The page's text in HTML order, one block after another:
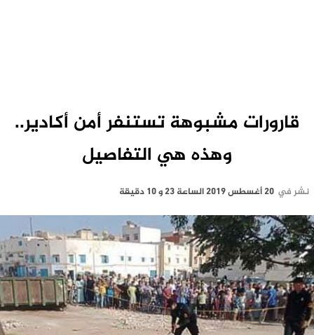
قارورات مشبوهة تستنفر أمن أكادير..
وهذه هي التفاصيل
نشر في 20 أغسطس 2019 الساعة 23 و 10 دقيقة